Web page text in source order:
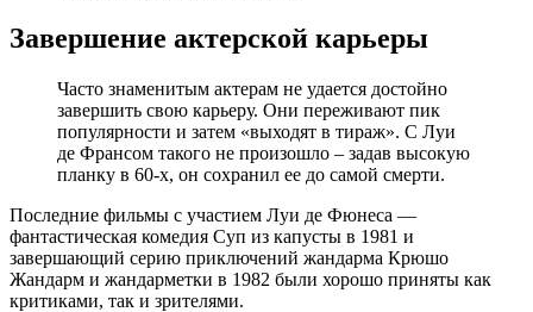
Завершение актерской карьеры
Часто знаменитым актерам не удается достойно
завершить свою карьеру. Они переживают пик
популярности и затем «выходят в тираж». С Луи
де Франсом такого не произошло – задав высокую
планку в 60-х, он сохранил ее до самой смерти.
Последние фильмы с участием Луи де Фюнеса —
фантастическая комедия Суп из капусты в 1981 и
завершающий серию приключений жандарма Крюшо
Жандарм и жандарметки в 1982 были хорошо приняты как
критиками, так и зрителями.